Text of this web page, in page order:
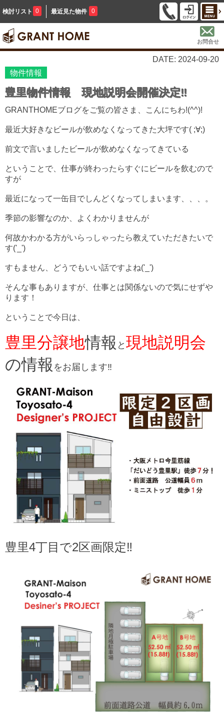
検討リスト 0 最近見た物件 0
お問合せ
DATE: 2024-09-20
物件情報
豊里物件情報 現地説明会開催決定‼
GRANTHOMEブログをご覧の皆さま、こんにちわ!(^^)!
最近大好きなビールが飲めなくなってきた大坪です( ;∀;)
前文で言いましたビールが飲めなくなってきている
ということで、仕事が終わったらすぐにビールを飲むので
すが
最近になって一缶目でしんどくなってしまいます、、、。
季節の影響なのか、よくわかりませんが
何故かわかる方がいらっしゃったら教えていただきたいで
す('_')
すもません、どうでもいい話ですよね('_')
そんな事もありますが、仕事とは関係ないので気にせずや
ります！
ということで今日は、
豊里分譲地情報 と 現地説明会
の情報 をお届します‼
豊里4丁目で2区画限定‼